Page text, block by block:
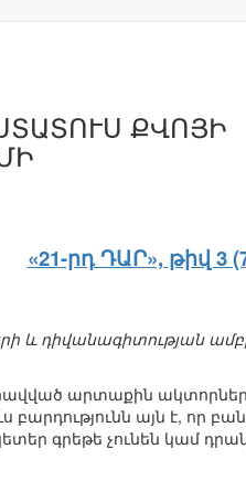
ՔՎՈՅԻ
«21-րդ ԴԱՐ», թիվ 3
և դիվանագիտության
արտաքին
բարդությունն այն է, որ
գրեթե չունեն կամ